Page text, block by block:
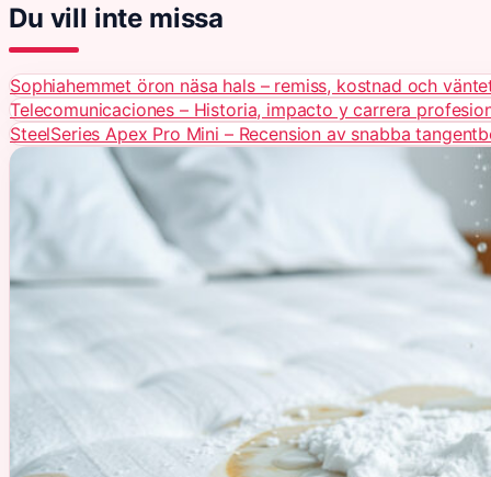
Du vill inte missa
Sophiahemmet öron näsa hals – remiss, kostnad och
Telecomunicaciones – Historia, impacto y carrera
SteelSeries Apex Pro Mini – Recension av snabba